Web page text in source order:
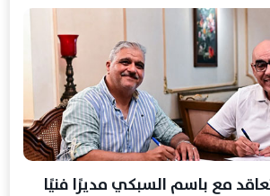
مع باسم السبكي مديرًا فنيًا